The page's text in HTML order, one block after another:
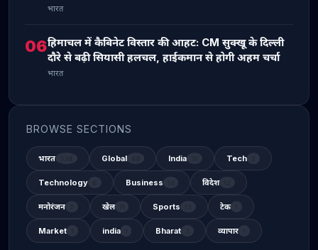
भारत
06हिमाचल में कैबिनेट विस्तार की आहट: CM सुक्खू के दिल्ली
दौरे से बढ़ी सियासी हलचल, हाईकमान से होगी अहम चर्चा
भारत
BROWSE SECTIONS
भारत Global India Tech
Technology Business विदेश
मनोरंजन खेल Sports टेक
Market india Bharat व्यापार